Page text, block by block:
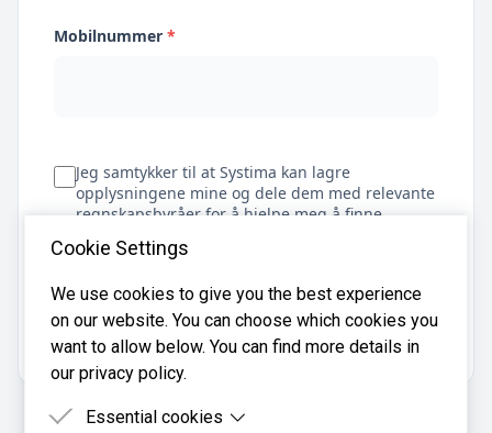
Mobilnummer *
Jeg samtykker til at Systima kan lagre
opplysningene mine og dele dem med relevante
regnskapsbyråer for å hjelpe meg å finne
regnskapsfører
Få tilbud
Cookie Settings
We use cookies to give you the best experience
on our website. You can choose which cookies you
want to allow below. You can find more details in
our privacy policy.
Essential cookies